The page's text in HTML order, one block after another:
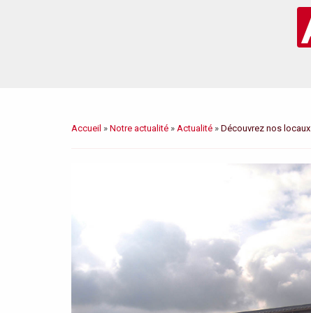
Accueil » Notre actualité » Actualité » Découvrez nos locaux